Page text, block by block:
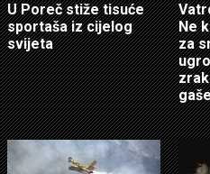
U Poreč stiže tisuće
sportaša iz cijelog
svijeta
Ne
za